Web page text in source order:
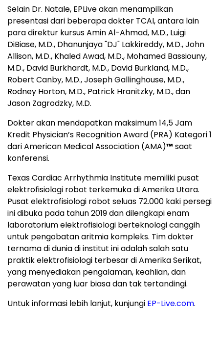
Selain Dr. Natale, EPLive akan menampilkan
presentasi dari beberapa dokter TCAI, antara lain
para direktur kursus Amin Al-Ahmad, M.D., Luigi
DiBiase, M.D., Dhanunjaya "DJ" Lakkireddy, M.D., John
Allison, M.D., Khaled Awad, M.D., Mohamed Bassiouny,
M.D., David Burkhardt, M.D., David Burkland, M.D.,
Robert Canby, M.D., Joseph Gallinghouse, M.D.,
Rodney Horton, M.D., Patrick Hranitzky, M.D., dan
Jason Zagrodzky, M.D.
Dokter akan mendapatkan maksimum 14,5 Jam
Kredit Physician’s Recognition Award (PRA) Kategori 1
dari American Medical Association (AMA)™ saat
konferensi.
Texas Cardiac Arrhythmia Institute memiliki pusat
elektrofisiologi robot terkemuka di Amerika Utara.
Pusat elektrofisiologi robot seluas 72.000 kaki persegi
ini dibuka pada tahun 2019 dan dilengkapi enam
laboratorium elektrofisiologi berteknologi canggih
untuk pengobatan aritmia kompleks. Tim dokter
ternama di dunia di institut ini adalah salah satu
praktik elektrofisiologi terbesar di Amerika Serikat,
yang menyediakan pengalaman, keahlian, dan
perawatan yang luar biasa dan tak tertandingi.
Untuk informasi lebih lanjut, kunjungi EP-Live.com.